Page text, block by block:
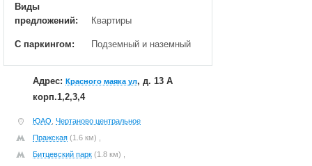
Виды
предложений:
Квартиры
С паркингом: Подземный и наземный
Адрес: Красного маяка ул, д. 13 А
корп.1,2,3,4
ЮАО Чертаново центральное
Пражская (1.6 км) ,
Битцевский парк (1.8 км) ,